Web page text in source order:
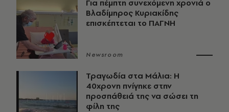
Για πέμπτη συνεχόμενη χρονιά ο
Βλαδίμηρος Κυριακίδης
επισκέπτεται το ΠΑΓΝΗ
Newsroom
Τραγωδία στα Μάλια: Η
40χρονη πνίγηκε στην
προσπάθειά της να σώσει τη
φίλη της